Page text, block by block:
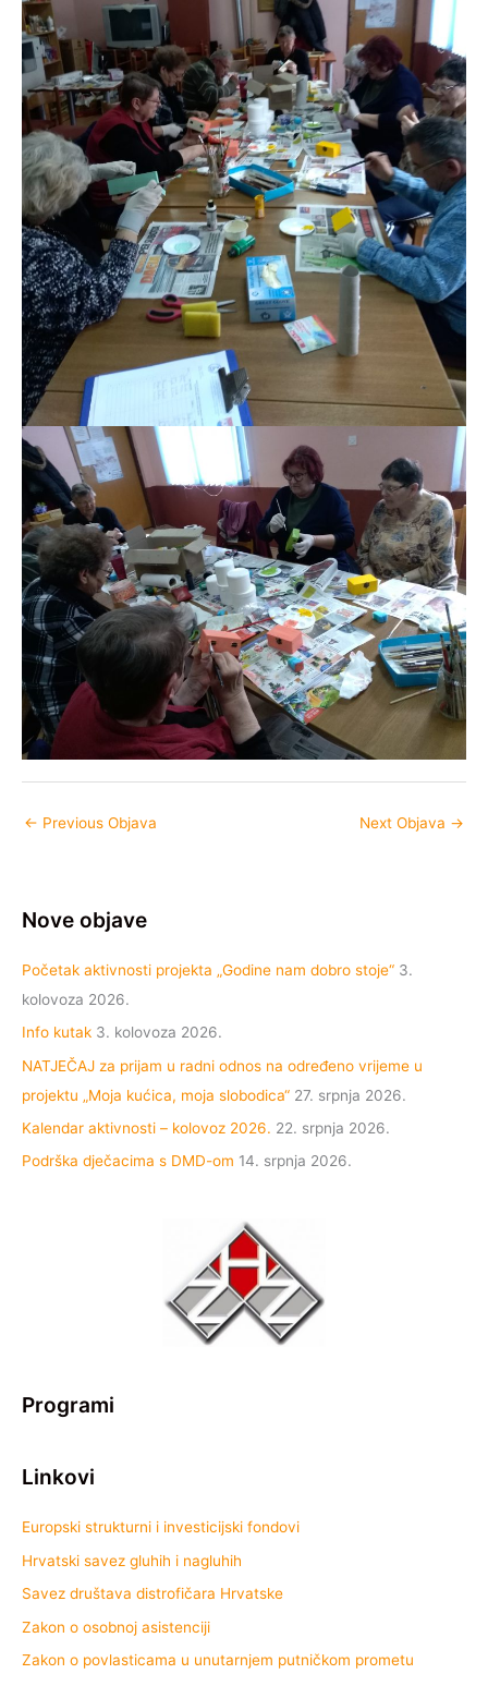
← Previous Objava Next Objava →
Nove objave
Početak aktivnosti projekta „Godine nam dobro stoje“ 3.
kolovoza 2026.
Info kutak 3. kolovoza 2026.
NATJEČAJ za prijam u radni odnos na određeno vrijeme u
projektu „Moja kućica, moja slobodica“ 27. srpnja 2026.
Kalendar aktivnosti – kolovoz 2026. 22. srpnja 2026.
Podrška dječacima s DMD-om 14. srpnja 2026.
Programi
Linkovi
Europski strukturni i investicijski fondovi
Hrvatski savez gluhih i nagluhih
Savez društava distrofičara Hrvatske
Zakon o osobnoj asistenciji
Zakon o povlasticama u unutarnjem putničkom prometu